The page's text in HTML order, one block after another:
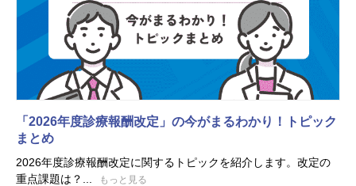
「2026年度診療報酬改定」の今がまるわかり！トピック
まとめ
2026年度診療報酬改定に関するトピックを紹介します。改定の
重点課題は？...
もっと見る